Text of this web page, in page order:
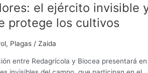
el ejército invisible
protege los cultivos
, Plagas / Zaida
entre Redagrícola y Biocea presentará en